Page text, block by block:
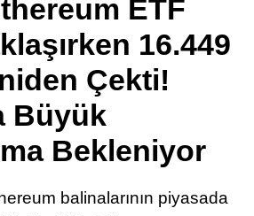
TikTok
LinkedIn
Telegram
ETF
16.449
Çekti!
Büyük
Bekleniyor
balinalarının piyasada